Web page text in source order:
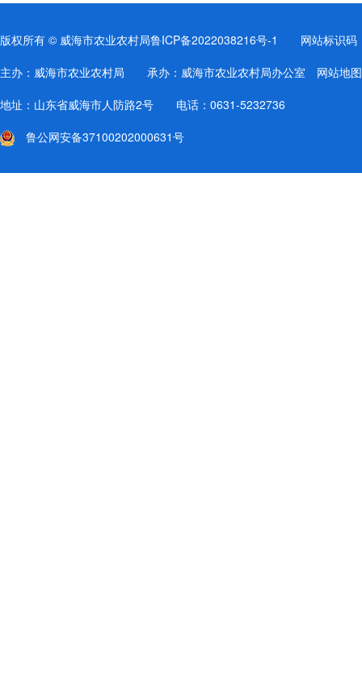
版权所有 © 威海市农业农村局鲁ICP备2022038216号-1
网站标识码
主办：威海市农业农村局 承办：威海市农业农村局办公室 网站地图
地址：山东省威海市人防路2号 电话：0631-5232736
鲁公网安备37100202000631号